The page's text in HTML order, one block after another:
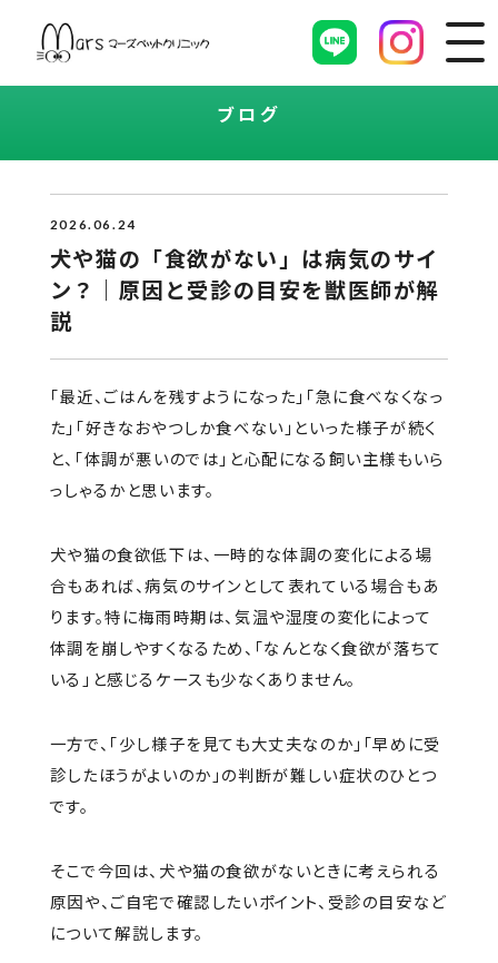
ブログ
2026.06.24
犬や猫の「食欲がない」は病気のサイ
ン？｜原因と受診の目安を獣医師が解
説
「最近、ごはんを残すようになった」「急に食べなくなっ
た」「好きなおやつしか食べない」といった様子が続く
と、「体調が悪いのでは」と心配になる飼い主様もいら
っしゃるかと思います。
犬や猫の食欲低下は、一時的な体調の変化による場
合もあれば、病気のサインとして表れている場合もあ
ります。特に梅雨時期は、気温や湿度の変化によって
体調を崩しやすくなるため、「なんとなく食欲が落ちて
いる」と感じるケースも少なくありません。
一方で、「少し様子を見ても大丈夫なのか」「早めに受
診したほうがよいのか」の判断が難しい症状のひとつ
です。
そこで今回は、犬や猫の食欲がないときに考えられる
原因や、ご自宅で確認したいポイント、受診の目安など
について解説します。